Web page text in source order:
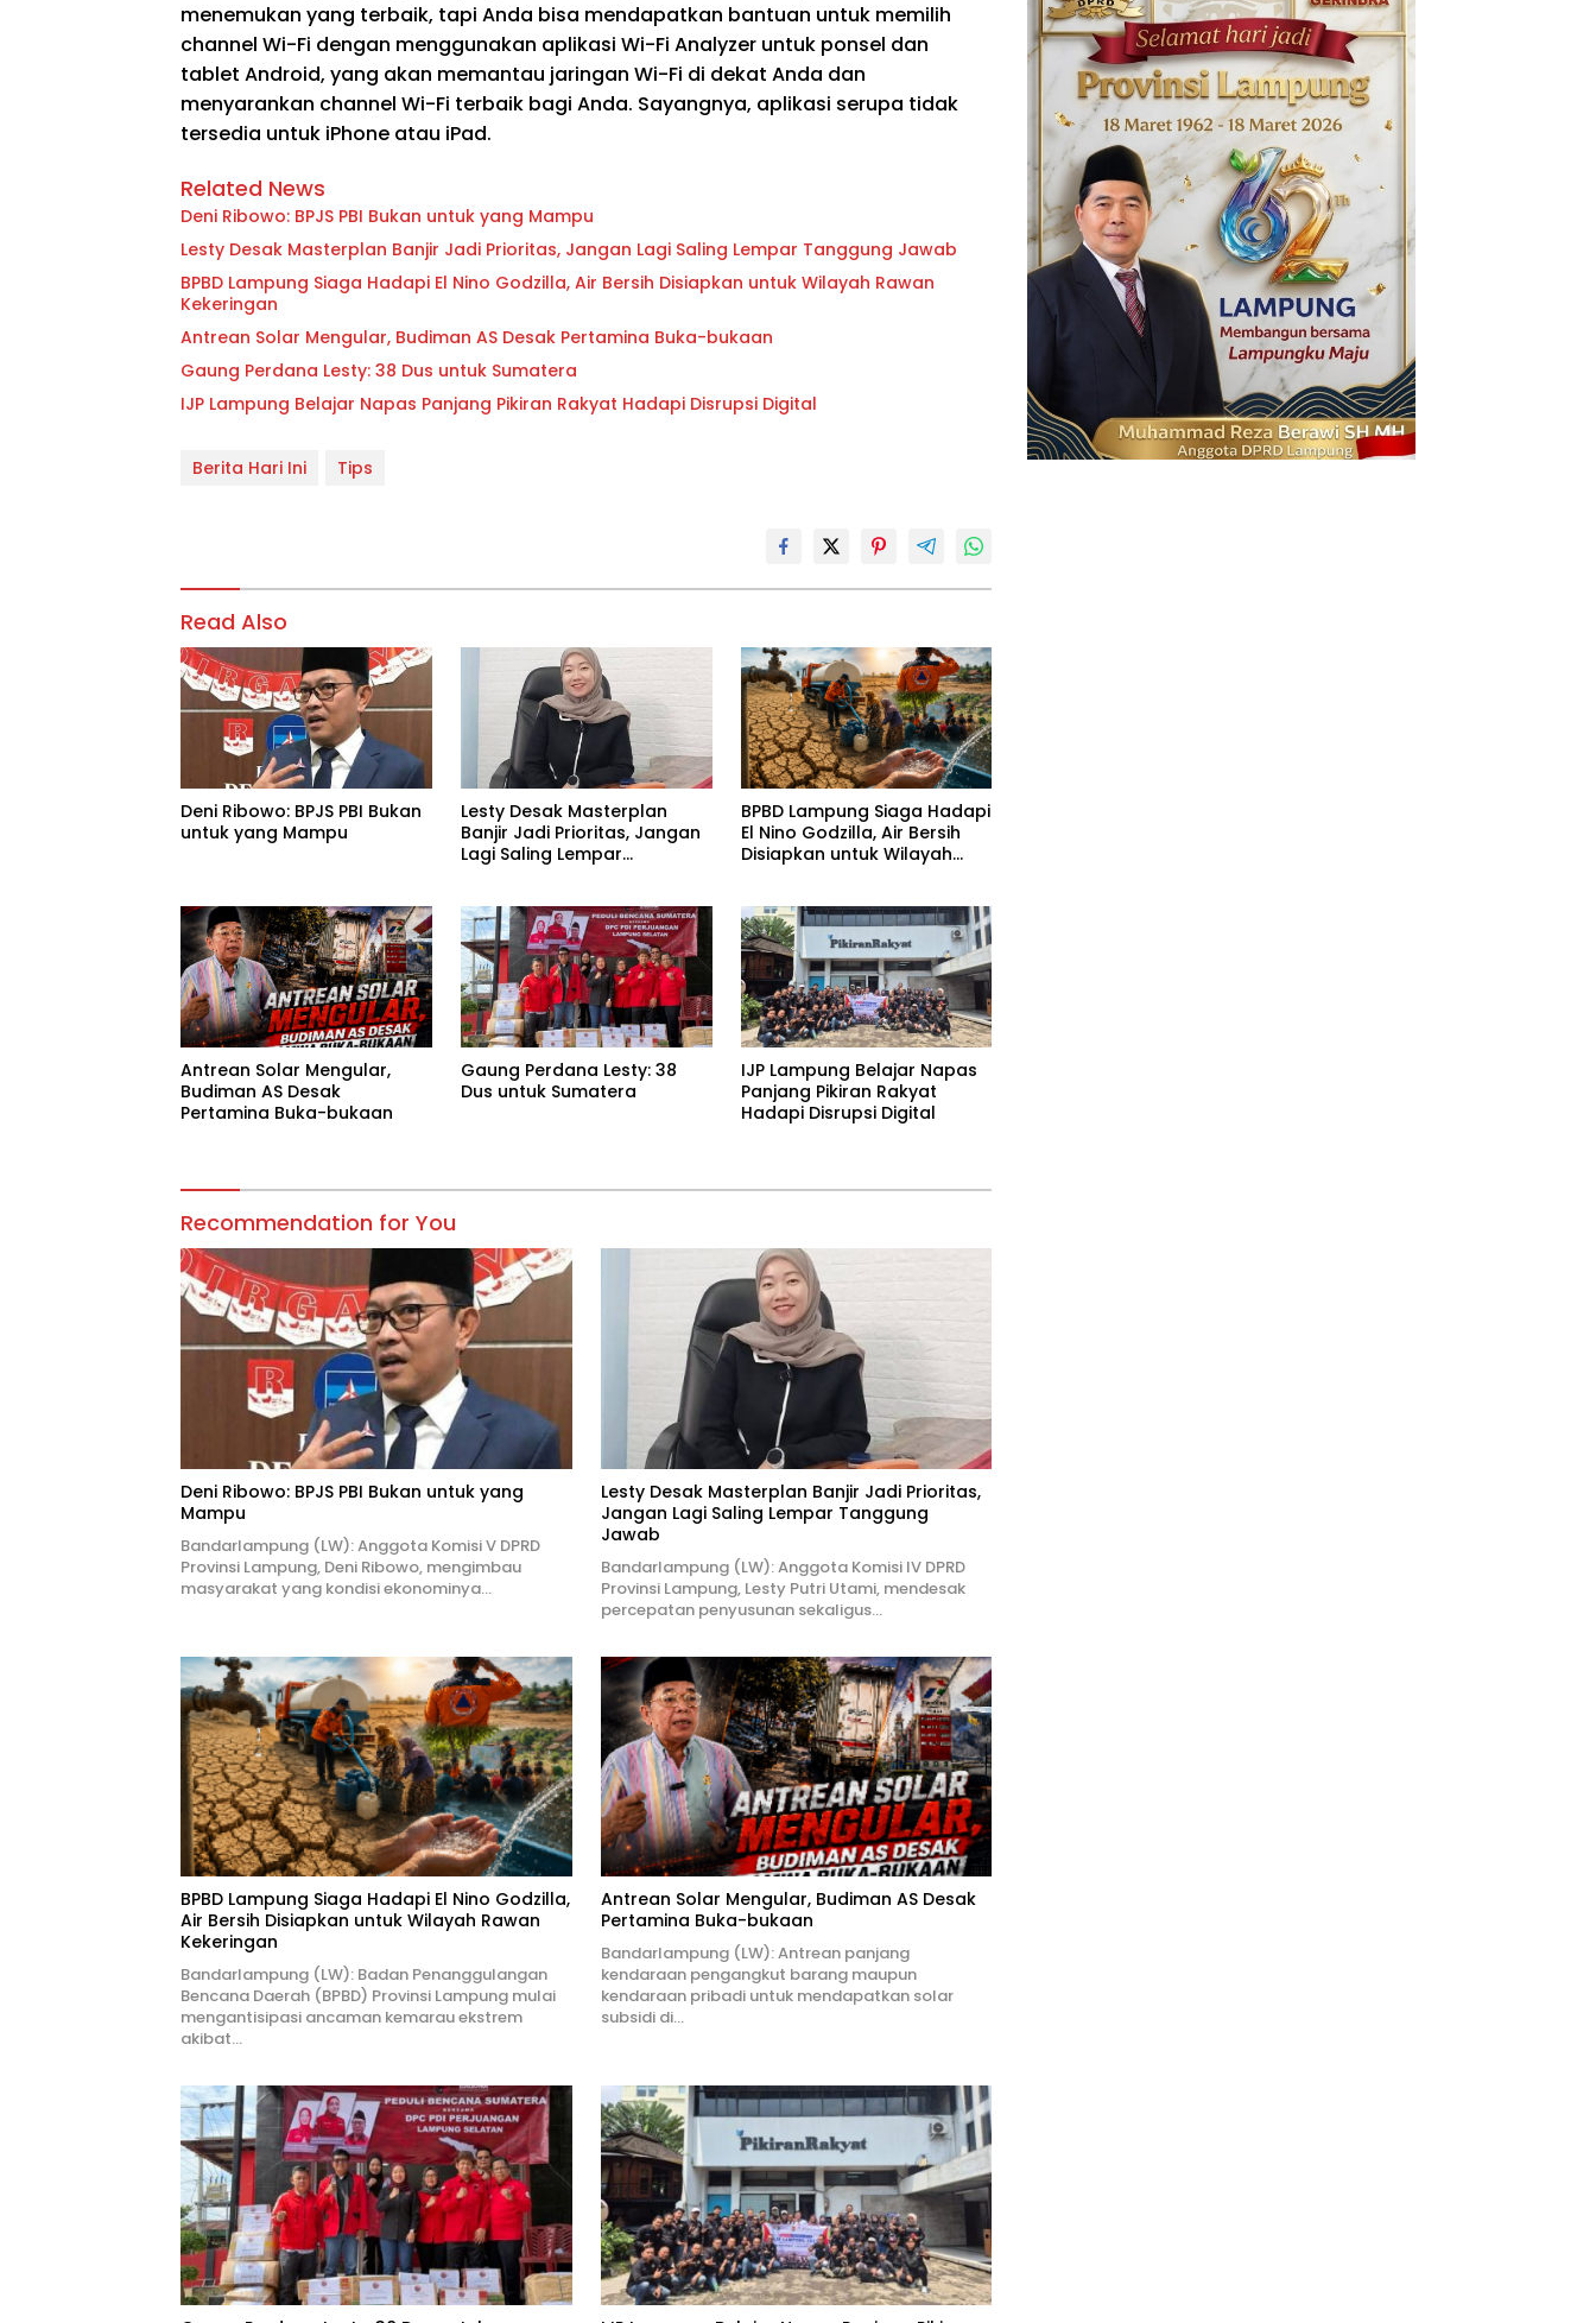
menemukan yang terbaik, tapi Anda bisa mendapatkan bantuan untuk memilih
channel Wi-Fi dengan menggunakan aplikasi Wi-Fi Analyzer untuk ponsel dan
tablet Android, yang akan memantau jaringan Wi-Fi di dekat Anda dan
menyarankan channel Wi-Fi terbaik bagi Anda. Sayangnya, aplikasi serupa tidak
tersedia untuk iPhone atau iPad.
Related News
Deni Ribowo: BPJS PBI Bukan untuk yang Mampu
Lesty Desak Masterplan Banjir Jadi Prioritas, Jangan Lagi Saling Lempar Tanggung Jawab
BPBD Lampung Siaga Hadapi El Nino Godzilla, Air Bersih Disiapkan untuk Wilayah Rawan
Kekeringan
Antrean Solar Mengular, Budiman AS Desak Pertamina Buka-bukaan
Gaung Perdana Lesty: 38 Dus untuk Sumatera
IJP Lampung Belajar Napas Panjang Pikiran Rakyat Hadapi Disrupsi Digital
Berita Hari Ini Tips
Read Also
Deni Ribowo: BPJS PBI Bukan
untuk yang Mampu
Lesty Desak Masterplan
Banjir Jadi Prioritas, Jangan
Lagi Saling Lempar
BPBD Lampung Siaga Hadapi
El Nino Godzilla, Air Bersih
Disiapkan untuk Wilayah
Antrean Solar Mengular,
Budiman AS Desak
Pertamina Buka-bukaan
Gaung Perdana Lesty: 38
Dus untuk Sumatera
IJP Lampung Belajar Napas
Panjang Pikiran Rakyat
Hadapi Disrupsi Digital
Recommendation for You
Deni Ribowo: BPJS PBI Bukan untuk yang
Mampu
Bandarlampung (LW): Anggota Komisi V DPRD
Provinsi Lampung, Deni Ribowo, mengimbau
masyarakat yang kondisi ekonominya…
Lesty Desak Masterplan Banjir Jadi Prioritas,
Jangan Lagi Saling Lempar Tanggung
Jawab
Bandarlampung (LW): Anggota Komisi IV DPRD
Provinsi Lampung, Lesty Putri Utami, mendesak
percepatan penyusunan sekaligus…
BPBD Lampung Siaga Hadapi El Nino Godzilla,
Air Bersih Disiapkan untuk Wilayah Rawan
Kekeringan
Bandarlampung (LW): Badan Penanggulangan
Bencana Daerah (BPBD) Provinsi Lampung mulai
mengantisipasi ancaman kemarau ekstrem
akibat…
Antrean Solar Mengular, Budiman AS Desak
Pertamina Buka-bukaan
Bandarlampung (LW): Antrean panjang
kendaraan pengangkut barang maupun
kendaraan pribadi untuk mendapatkan solar
subsidi di…